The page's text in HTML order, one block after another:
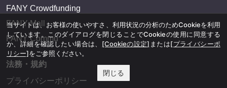
FANY Crowdfunding
FANY Mall
FANY Commu
法務・規約
プライバシーポリシー
当サイトは、お客様の使いやすさ、利用状況の分析のためCookieを利用
しています。このダイアログを閉じることでCookieの使用に同意する
か、詳細を確認したい場合は、 [Cookieの設定] または[プライバシーポ
リシー]をご参照ください。
閉じる